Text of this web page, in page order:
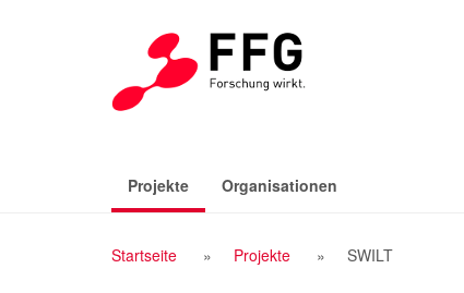
Projekte(aktiv)Organisationen
Breadcrumb
Startseite Projekte SWILT